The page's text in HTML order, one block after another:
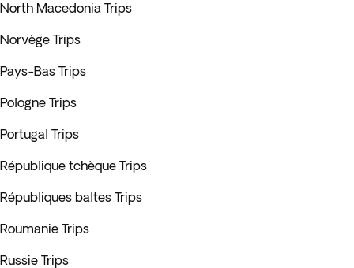
North Macedonia Trips
Norvège Trips
Pays-Bas Trips
Pologne Trips
Portugal Trips
République tchèque Trips
Républiques baltes Trips
Roumanie Trips
Russie Trips